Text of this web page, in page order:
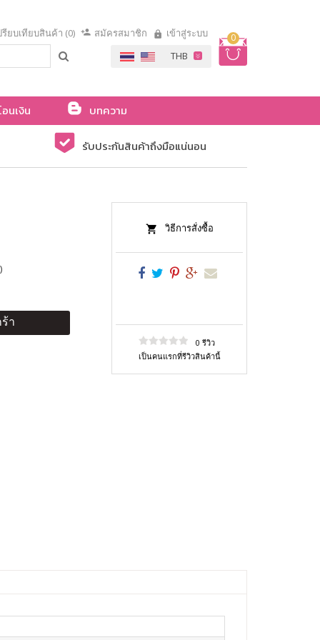
0
ยบเทียบสินค้า (0) สมัครสมาชิก เข้าสู่ระบบ
นเงิน บทความ
รับประกันสินค้าถึงมือแน่นอน
า
วิธีการสั่งซื้อ
0 รีวิว
เป็นคนแรกที่รีวิวสินค้านี้